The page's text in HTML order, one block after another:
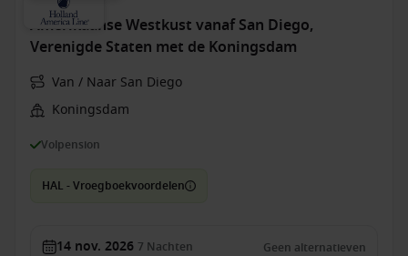
Amerikaanse Westkust vanaf San Diego,
Verenigde Staten met de Koningsdam
Van / Naar San Diego
Koningsdam
Volpension
HAL - Vroegboekvoordelen
14 nov. 2026 7 Nachten Geen alternatieven